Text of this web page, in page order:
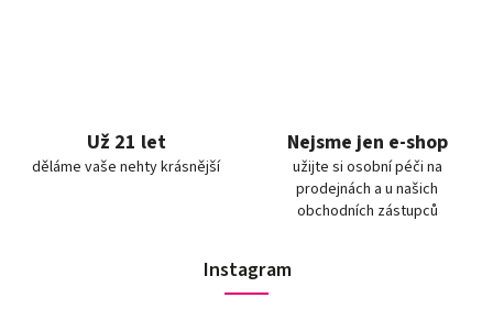
Už 21 let
děláme vaše nehty krásnější
Nejsme jen e-shop
užijte si osobní péči na
prodejnách a u našich
obchodních zástupců
Instagram